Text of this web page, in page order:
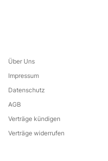
Über Uns
Impressum
Datenschutz
AGB
Verträge kündigen
Verträge widerrufen